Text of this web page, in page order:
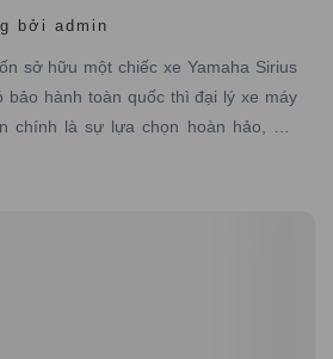
bởi admin
sở hữu một chiếc xe Yamaha Sirius
bảo hành toàn quốc thì đại lý xe máy
chính là sự lựa chọn hoàn hảo, nơi